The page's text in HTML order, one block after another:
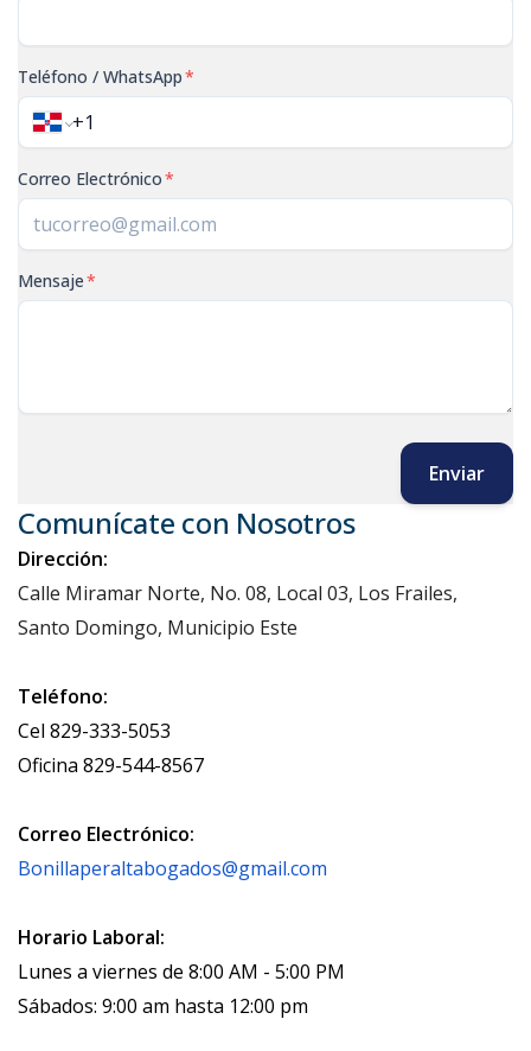
Teléfono / WhatsApp*
Correo Electrónico*
Mensaje*
Enviar
Comunícate con Nosotros
Dirección:
Calle Miramar Norte, No. 08, Local 03, Los Frailes,
Santo Domingo, Municipio Este
Teléfono:
Cel 829-333-5053
Oficina 829-544-8567
Correo Electrónico:
Bonillaperaltabogados@gmail.com
Horario Laboral:
Lunes a viernes de 8:00 AM - 5:00 PM
Sábados: 9:00 am hasta 12:00 pm